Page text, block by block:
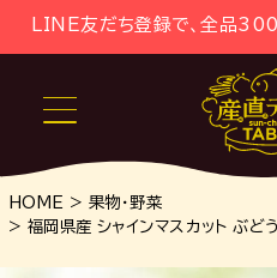
LINE友だち登録で、全品300
HOME
果物・野菜
福岡県産 シャインマスカット ぶ